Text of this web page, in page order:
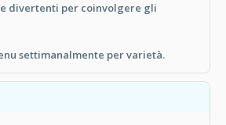
divertenti per coinvolgere gli
settimanalmente per varietà.